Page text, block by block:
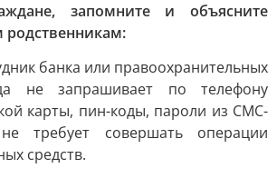
запомните и объясните
банка или правоохранительных
не запрашивает по телефону
карты, пин-коды, пароли из СМС-
требует совершать операции
средств.